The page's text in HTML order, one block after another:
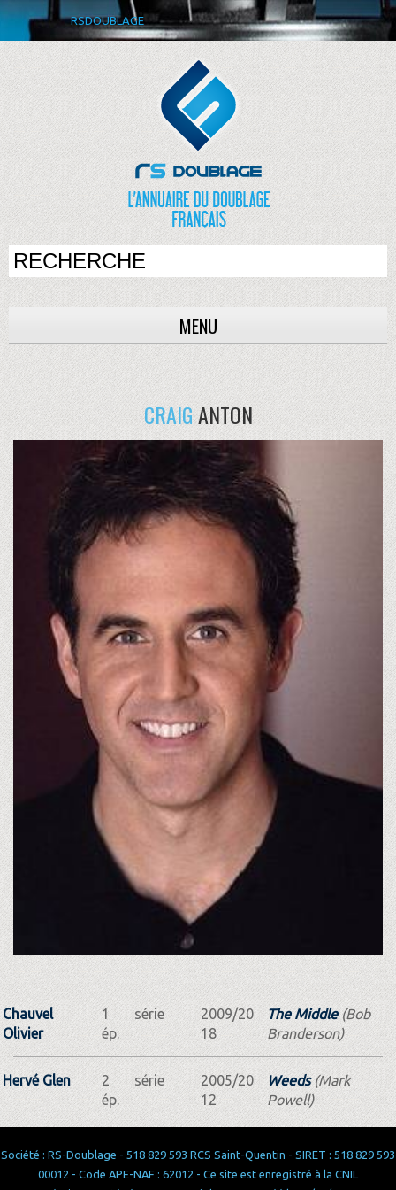
RSDOUBLAGE
MENU
CRAIGANTON
Chauvel
Olivier
1
ép.
série
2009/20
18
The Middle(Bob
Branderson)
Hervé Glen
2
ép.
série
2005/20
12
Weeds(Mark
Powell)
Société : RS-Doublage - 518 829 593 RCS Saint-Quentin - SIRET : 518 829 593
00012 - Code APE-NAF : 62012 - Ce site est enregistré à la CNIL